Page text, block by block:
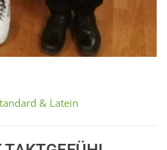
& Latein